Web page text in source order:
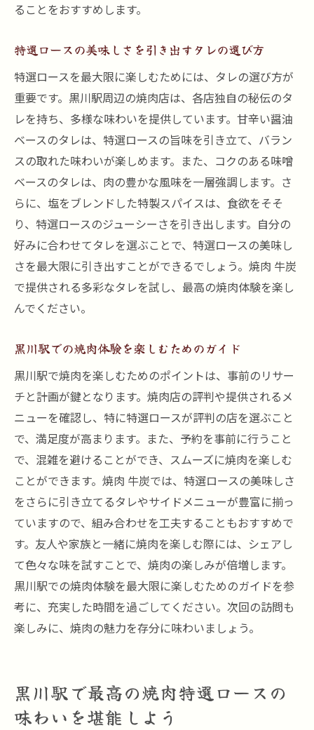
ることをおすすめします。
特選ロースの美味しさを引き出すタレの選び方
特選ロースを最大限に楽しむためには、タレの選び方が
重要です。黒川駅周辺の焼肉店は、各店独自の秘伝のタ
レを持ち、多様な味わいを提供しています。甘辛い醤油
ベースのタレは、特選ロースの旨味を引き立て、バラン
スの取れた味わいが楽しめます。また、コクのある味噌
ベースのタレは、肉の豊かな風味を一層強調します。さ
らに、塩をブレンドした特製スパイスは、食欲をそそ
り、特選ロースのジューシーさを引き出します。自分の
好みに合わせてタレを選ぶことで、特選ロースの美味し
さを最大限に引き出すことができるでしょう。焼肉 牛炭
で提供される多彩なタレを試し、最高の焼肉体験を楽し
んでください。
黒川駅での焼肉体験を楽しむためのガイド
黒川駅で焼肉を楽しむためのポイントは、事前のリサー
チと計画が鍵となります。焼肉店の評判や提供されるメ
ニューを確認し、特に特選ロースが評判の店を選ぶこと
で、満足度が高まります。また、予約を事前に行うこと
で、混雑を避けることができ、スムーズに焼肉を楽しむ
ことができます。焼肉 牛炭では、特選ロースの美味しさ
をさらに引き立てるタレやサイドメニューが豊富に揃っ
ていますので、組み合わせを工夫することもおすすめで
す。友人や家族と一緒に焼肉を楽しむ際には、シェアし
て色々な味を試すことで、焼肉の楽しみが倍増します。
黒川駅での焼肉体験を最大限に楽しむためのガイドを参
考に、充実した時間を過ごしてください。次回の訪問も
楽しみに、焼肉の魅力を存分に味わいましょう。
黒川駅で最高の焼肉特選ロースの
味わいを堪能しよう